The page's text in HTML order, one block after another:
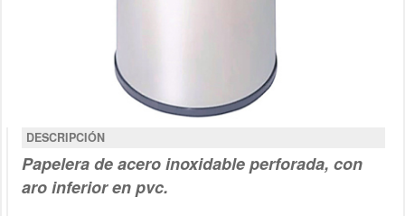
DESCRIPCIÓN
Papelera de acero inoxidable perforada, con
aro inferior en pvc.